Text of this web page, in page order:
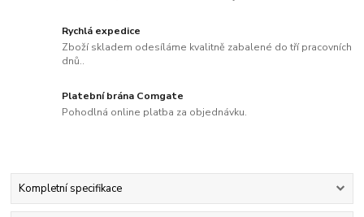
Rychlá expedice
Zboží skladem odesíláme kvalitně zabalené do tří pracovních
dnů..
Platební brána Comgate
Pohodlná online platba za objednávku.
Kompletní specifikace